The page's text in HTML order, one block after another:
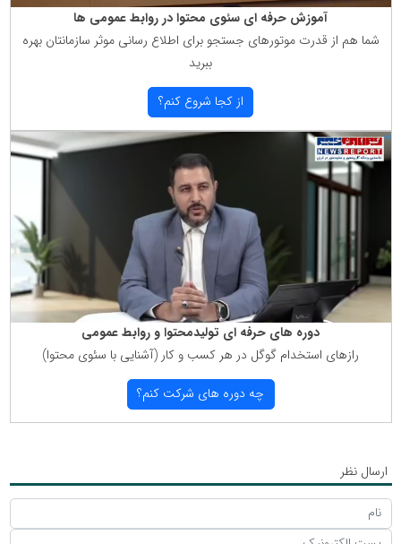
آموزش حرفه ای سئوی محتوا در روابط عمومی ها
شما هم از قدرت موتورهای جستجو برای اطلاع رسانی موثر سازمانتان بهره
ببرید
از كجا شروع كنم؟
دوره های حرفه ای تولیدمحتوا و روابط عمومی
رازهای استخدام گوگل در هر كسب و كار (آشنایی با سئوی محتوا)
چه دوره های شركت كنم؟
ارسال نظر